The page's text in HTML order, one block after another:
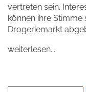
vertreten sein.
können ihre
Drogeriemarkt
weiterlesen...